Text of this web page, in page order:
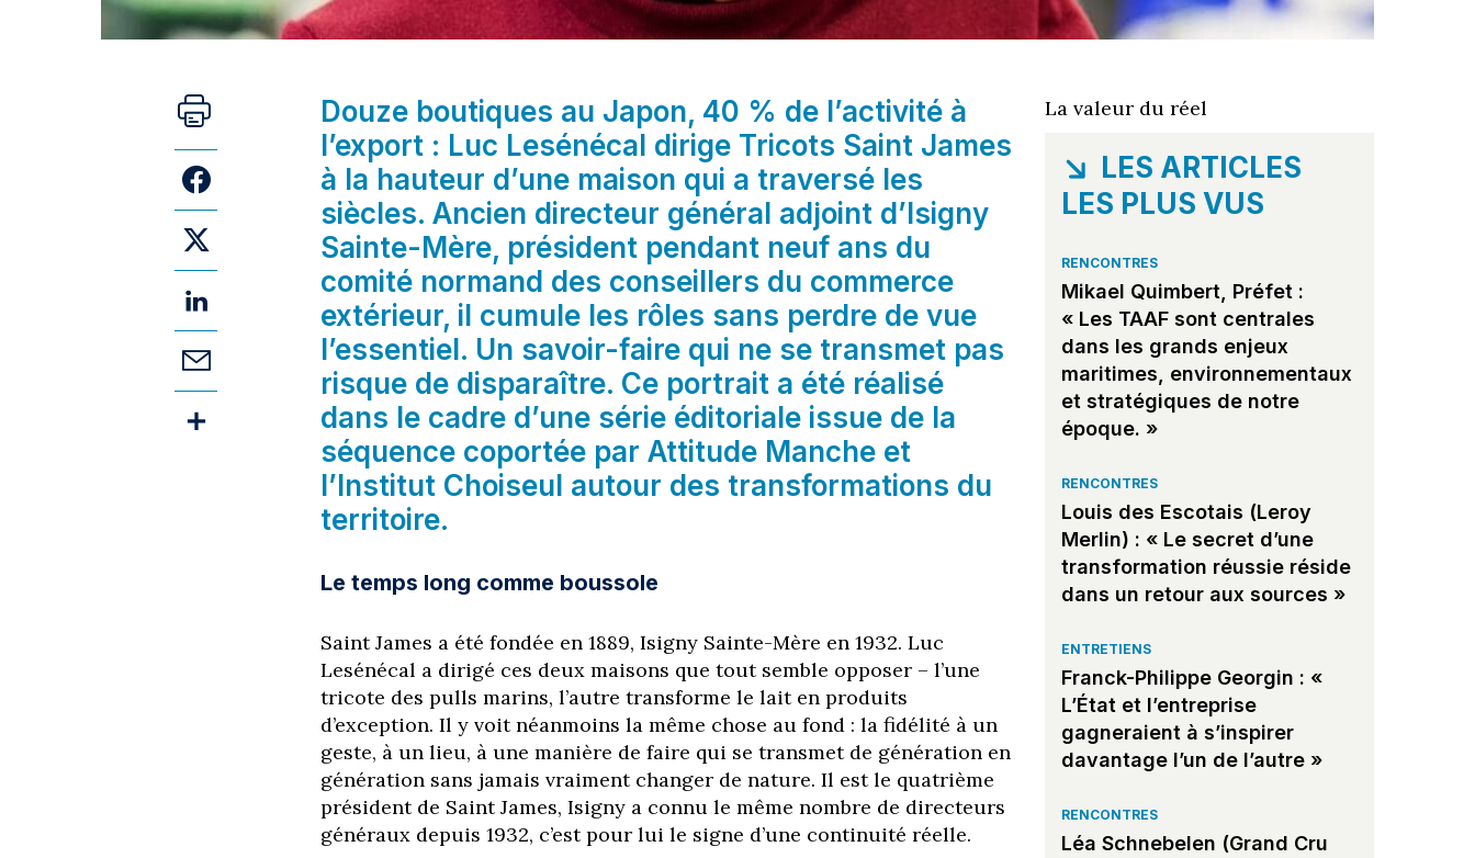
Douze boutiques au Japon, 40 % de l’activité à
l’export : Luc Lesénécal dirige Tricots Saint James
à la hauteur d’une maison qui a traversé les
siècles. Ancien directeur général adjoint d’Isigny
Sainte-Mère, président pendant neuf ans du
comité normand des conseillers du commerce
extérieur, il cumule les rôles sans perdre de vue
l’essentiel. Un savoir-faire qui ne se transmet pas
risque de disparaître. Ce portrait a été réalisé
dans le cadre d’une série éditoriale issue de la
séquence coportée par Attitude Manche et
l’Institut Choiseul autour des transformations du
territoire.
Le temps long comme boussole
Saint James a été fondée en 1889, Isigny Sainte-Mère en 1932. Luc
Lesénécal a dirigé ces deux maisons que tout semble opposer – l’une
tricote des pulls marins, l’autre transforme le lait en produits
d’exception. Il y voit néanmoins la même chose au fond : la fidélité à un
geste, à un lieu, à une manière de faire qui se transmet de génération en
génération sans jamais vraiment changer de nature. Il est le quatrième
président de Saint James, Isigny a connu le même nombre de directeurs
généraux depuis 1932, c’est pour lui le signe d’une continuité réelle.
La valeur du réel
LES ARTICLES
LES PLUS VUS
RENCONTRES
Mikael Quimbert, Préfet :
« Les TAAF sont centrales
dans les grands enjeux
maritimes, environnementaux
et stratégiques de notre
époque. »
RENCONTRES
Louis des Escotais (Leroy
Merlin) : « Le secret d’une
transformation réussie réside
dans un retour aux sources »
ENTRETIENS
Franck-Philippe Georgin : «
L’État et l’entreprise
gagneraient à s’inspirer
davantage l’un de l’autre »
RENCONTRES
Léa Schnebelen (Grand Cru